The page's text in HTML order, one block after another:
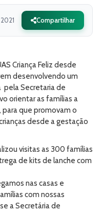
Compartilhar
Criança Feliz desde
desenvolvendo um
Secretaria de
orientar as famílias a
para que promovam o
desde a gestação
visitas as 300 famílias
de kits de lanche com
nas casas e
com nossas
a Secretária de